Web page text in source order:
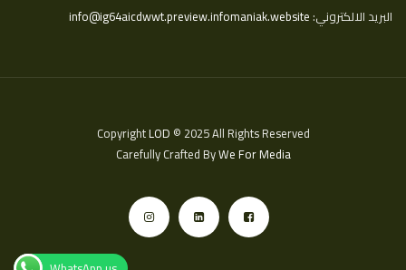
البريد الالكتروني:info@ig64aicdwwt.preview.infomaniak.website
CopyrightLOD © 2025 All Rights Reserved
Carefully Crafted ByWe For Media